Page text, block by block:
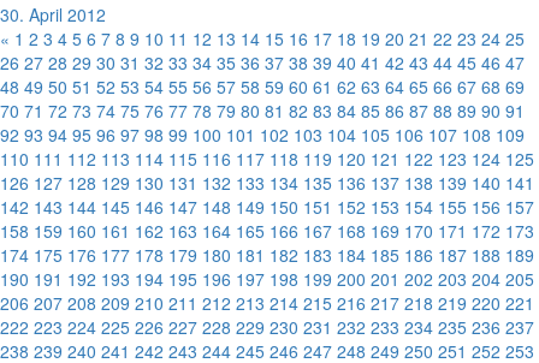
30. April 2012
« 1 2 3 4 5 6 7 8 9 10 11 12 13 14 15 16 17 18 19 20 21 22 23 24 25
26 27 28 29 30 31 32 33 34 35 36 37 38 39 40 41 42 43 44 45 46 47
48 49 50 51 52 53 54 55 56 57 58 59 60 61 62 63 64 65 66 67 68 69
70 71 72 73 74 75 76 77 78 79 80 81 82 83 84 85 86 87 88 89 90 91
92 93 94 95 96 97 98 99 100 101 102 103 104 105 106 107 108 109
110 111 112 113 114 115 116 117 118 119 120 121 122 123 124 125
126 127 128 129 130 131 132 133 134 135 136 137 138 139 140 141
142 143 144 145 146 147 148 149 150 151 152 153 154 155 156 157
158 159 160 161 162 163 164 165 166 167 168 169 170 171 172 173
174 175 176 177 178 179 180 181 182 183 184 185 186 187 188 189
190 191 192 193 194 195 196 197 198 199 200 201 202 203 204 205
206 207 208 209 210 211 212 213 214 215 216 217 218 219 220 221
222 223 224 225 226 227 228 229 230 231 232 233 234 235 236 237
238 239 240 241 242 243 244 245 246 247 248 249 250 251 252 253